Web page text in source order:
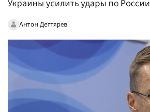
Украины усилить удары по России
Антон Дегтярев